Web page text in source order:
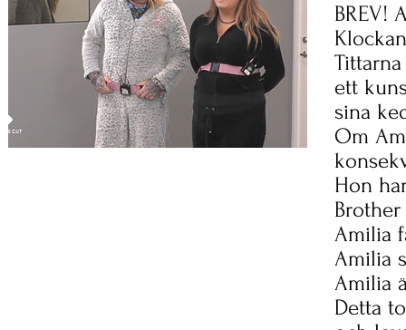
BREV!
ett
sina
Om
Hon
Brother
Amilia
Amilia
Amilia
Detta